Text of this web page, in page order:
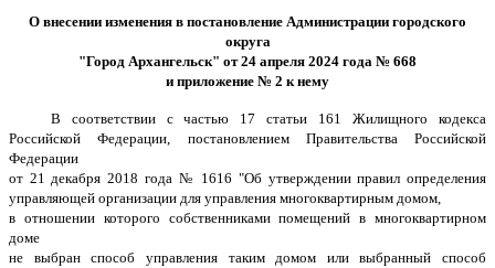
О внесении изменения в постановление Администрации городского
округа
"Город Архангельск" от 24 апреля 2024 года № 668
и приложение № 2 к нему
В соответствии с частью 17 статьи 161 Жилищного кодекса
Российской Федерации, постановлением Правительства Российской
Федерации
от 21 декабря 2018 года № 1616 "Об утверждении правил определения
управляющей организации для управления многоквартирным домом,
в отношении которого собственниками помещений в многоквартирном
доме
не выбран способ управления таким домом или выбранный способ